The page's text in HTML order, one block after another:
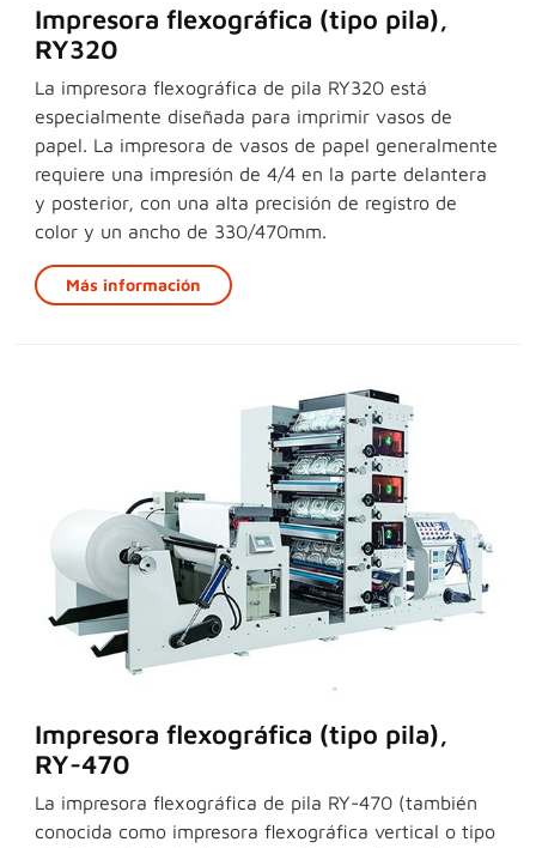
Impresora flexográfica (tipo pila),
RY320
La impresora flexográfica de pila RY320 está
especialmente diseñada para imprimir vasos de
papel. La impresora de vasos de papel generalmente
requiere una impresión de 4/4 en la parte delantera
y posterior, con una alta precisión de registro de
color y un ancho de 330/470mm.
Más información
Impresora flexográfica (tipo pila),
RY-470
La impresora flexográfica de pila RY-470 (también
conocida como impresora flexográfica vertical o tipo